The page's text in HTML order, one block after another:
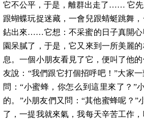
它不公平，于是，離群出走了…… 它先
跟蝴蝶玩捉迷藏，一會兒跟蜻蜓跳舞
鉆出來……它想：不采蜜的日子真開心
園呆膩了，于是，它又來到一所美麗
息。一個小朋友看見了它，便叫了他
友說：“我們跟它打個招呼吧！”大家
問：“小蜜蜂，你怎么到這里來了？”
的。”小朋友們又問：“其他蜜蜂呢？”
了，一提我就來氣，我每天辛苦工作